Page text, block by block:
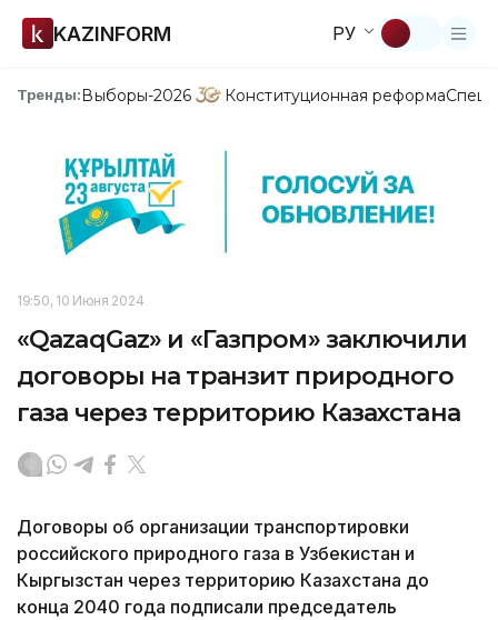
KAZINFORM РУ
Тренды:Выборы-2026 Конституционная реформа
19:50, 10 Июня 2024
«QazaqGaz» и «Газпром» заключили
договоры на транзит природного
газа через территорию Казахстана
Договоры об организации транспортировки
российского природного газа в Узбекистан и
Кыргызстан через территорию Казахстана до
конца 2040 года подписали председатель